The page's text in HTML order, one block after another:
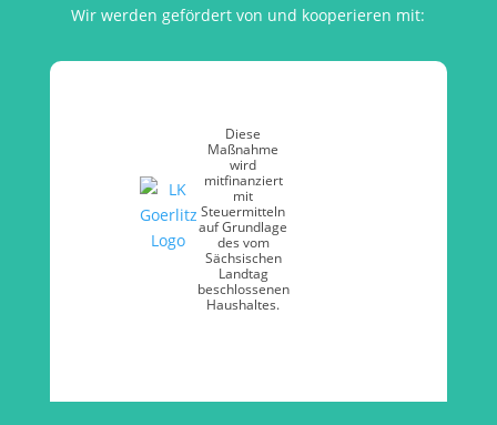
Wir werden gefördert von und kooperieren mit:
Diese
Maßnahme
wird
mitfinanziert
mit
Steuermitteln
auf Grundlage
des vom
Sächsischen
Landtag
beschlossenen
Haushaltes.